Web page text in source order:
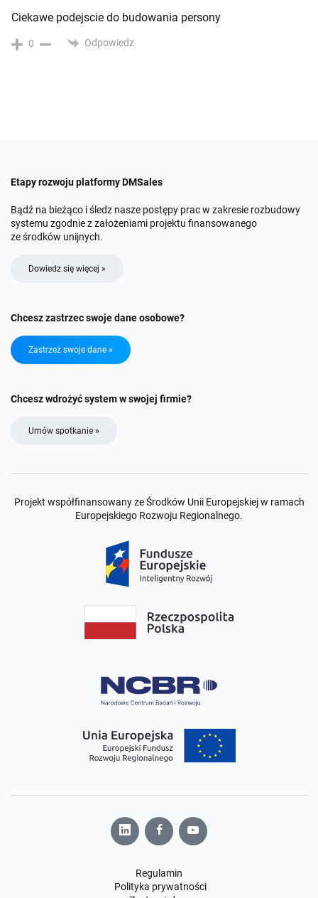
Ciekawe podejscie do budowania persony
0 Odpowiedz
Etapy rozwoju platformy DMSales
Bądź na bieżąco i śledz nasze postępy prac w zakresie rozbudowy
systemu zgodnie z założeniami projektu finansowanego
ze środków unijnych.
Dowiedz się więcej »
Chcesz zastrzec swoje dane osobowe?
Zastrzeż swoje dane »
Chcesz wdrożyć system w swojej firmie?
Umów spotkanie »
Projekt współfinansowany ze Środków Unii Europejskiej w ramach
Europejskiego Rozwoju Regionalnego.
Regulamin
Polityka prywatności